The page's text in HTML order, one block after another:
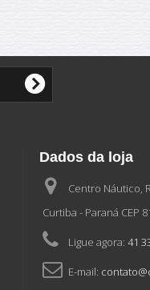
Dados da loja
Centro Náutico,
Curtiba - Paraná CEP
Ligue agora: 41
E-mail: